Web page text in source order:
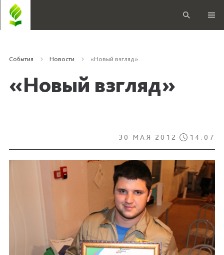
События Новости «Новый взгляд»
«Новый взгляд»
30 МАЯ 2012 14:07